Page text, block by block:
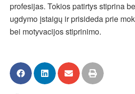
profesijas. Tokios patirtys stiprina
ugdymo įstaigų ir prisideda prie
bei motyvacijos stiprinimo.